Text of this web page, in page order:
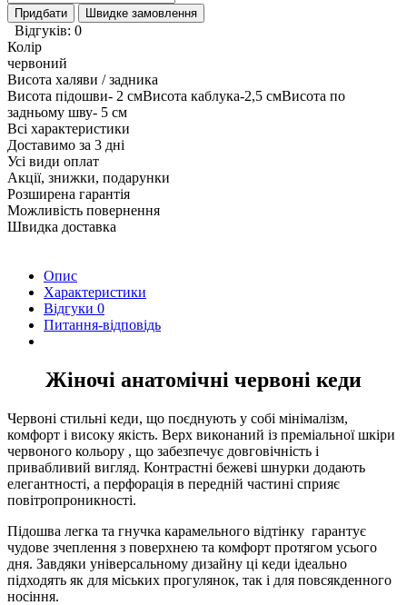
Придбати Швидке замовлення
Відгуків: 0
Колір
червоний
Висота халяви / задника
Висота підошви- 2 смВисота каблука-2,5 смВисота по
задньому шву- 5 см
Всі характеристики
Доставимо за 3 дні
Усі види оплат
Акції, знижки, подарунки
Розширена гарантія
Можливість повернення
Швидка доставка
Опис
Характеристики
Відгуки 0
Питання-відповідь
Жіночі анатомічні червоні кеди
Червоні стильні кеди, що поєднують у собі мінімалізм,
комфорт і високу якість. Верх виконаний із преміальної шкіри
червоного кольору , що забезпечує довговічність і
привабливий вигляд. Контрастні бежеві шнурки додають
елегантності, а перфорація в передній частині сприяє
повітропроникності.
Підошва легка та гнучка карамельного відтінку гарантує
чудове зчеплення з поверхнею та комфорт протягом усього
дня. Завдяки універсальному дизайну ці кеди ідеально
підходять як для міських прогулянок, так і для повсякденного
носіння.